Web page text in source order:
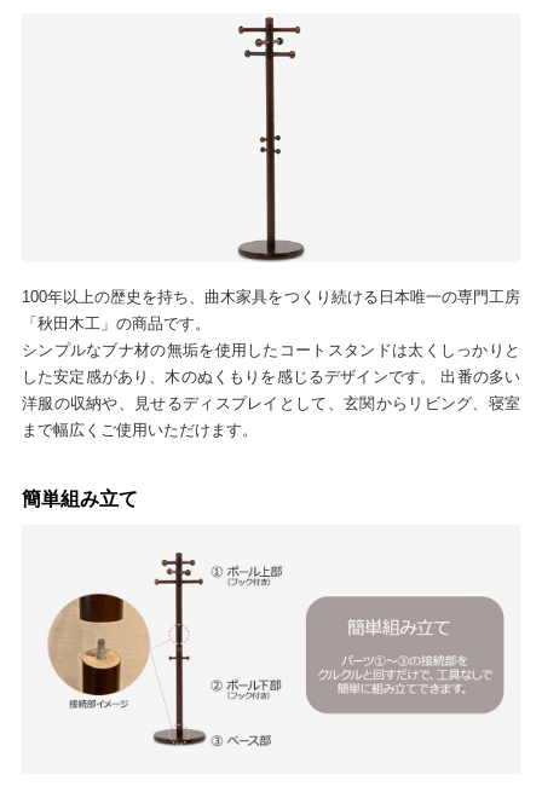
100年以上の歴史を持ち、曲木家具をつくり続ける日本唯一の専門工房
「秋田木工」の商品です。
シンプルなブナ材の無垢を使用したコートスタンドは太くしっかりと
した安定感があり、木のぬくもりを感じるデザインです。 出番の多い
洋服の収納や、見せるディスプレイとして、玄関からリビング、寝室
まで幅広くご使用いただけます。
簡単組み立て